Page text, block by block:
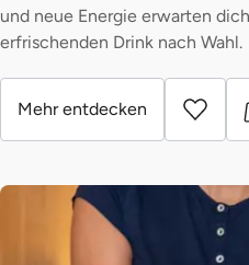
und neue Energie erwarten
erfrischenden Drink nach Wahl.
Mehr entdecken